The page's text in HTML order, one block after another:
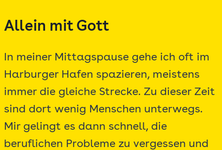
Inhalt
Allein mit Gott
In meiner Mittagspause gehe ich oft im
Harburger Hafen spazieren, meistens
immer die gleiche Strecke. Zu dieser Zeit
sind dort wenig Menschen unterwegs.
Mir gelingt es dann schnell, die
beruflichen Probleme zu vergessen und